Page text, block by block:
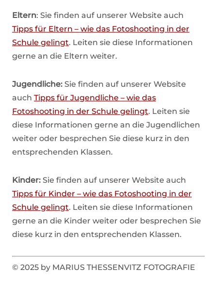
Eltern: Sie finden auf unserer Website auch
Tipps für Eltern – wie das Fotoshooting in der
Schule gelingt. Leiten sie diese Informationen
gerne an die Eltern weiter.
Jugendliche: Sie finden auf unserer Website
auch Tipps für Jugendliche – wie das
Fotoshooting in der Schule gelingt. Leiten sie
diese Informationen gerne an die Jugendlichen
weiter oder besprechen Sie diese kurz in den
entsprechenden Klassen.
Kinder: Sie finden auf unserer Website auch
Tipps für Kinder – wie das Fotoshooting in der
Schule gelingt. Leiten sie diese Informationen
gerne an die Kinder weiter oder besprechen Sie
diese kurz in den entsprechenden Klassen.
© 2025 by MARIUS THESSENVITZ FOTOGRAFIE